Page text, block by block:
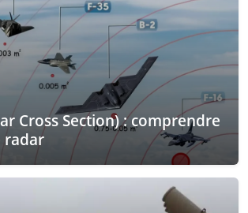
Cross Section) : comprendre
radar